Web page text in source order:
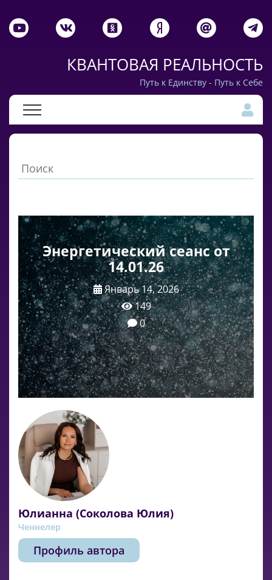
КВАНТОВАЯ РЕАЛЬНОСТЬ
Путь к Единству - Путь к Себе
Энергетический сеанс от
14.01.26
Январь 14, 2026
149
0
Юлианна (Соколова Юлия)
Ченнелер
Профиль автора